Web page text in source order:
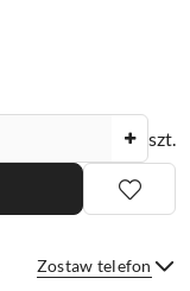
szt.
Zostaw telefon